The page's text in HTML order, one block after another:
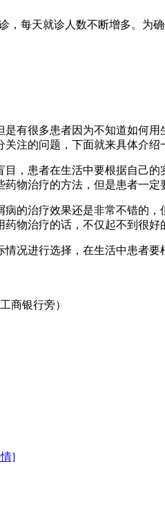
每天就诊人数不断增多。为
有很多患者因为不知道如何
注的问题，下面就来具体介绍
，患者在生活中要根据自己
物治疗的方法，但是患者一定
的治疗效果还是非常不错的
物治疗的话，不仅起不到很好
况进行选择，在生活中患者
商银行旁）
]